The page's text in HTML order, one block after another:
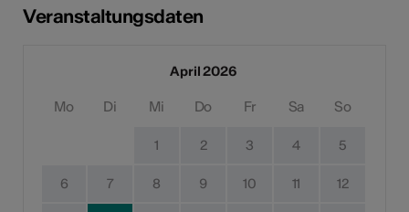
Veranstaltungsdaten
April 2026
Mo Di Mi Do Fr Sa So
1 2 3 4 5
6 7 8 9 10 11 12